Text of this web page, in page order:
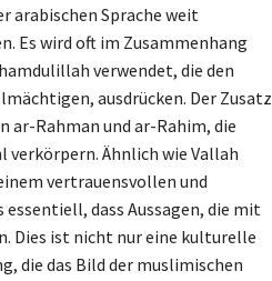
arabischen Sprache weit
Es wird oft im Zusammenhang
verwendet, die den
ausdrücken. Der Zusatz
ar-Rahman und ar-Rahim, die
Ähnlich wie Vallah
vertrauensvollen und
dass Aussagen, die mit
Dies ist nicht nur eine kulturelle
die das Bild der muslimischen